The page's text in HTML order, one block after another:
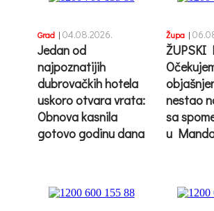
Grad | 04.08.2026.
Jedan od
najpoznatijih
dubrovačkih hotela
uskoro otvara vrata:
Obnova kasnila
gotovo godinu dana
Župa |
ŽUPSKI
nestao
sa
u